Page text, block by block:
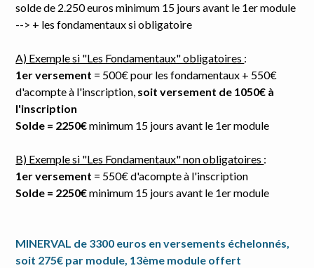
solde de 2.250 euros minimum 15 jours avant le 1er module
--> + les fondamentaux si obligatoire
A) Exemple si "Les Fondamentaux" obligatoires :
1er versement = 500€ pour les fondamentaux + 550€
d'acompte à l'inscription, soit versement de 1050€ à
l'inscription
Solde = 2250€minimum 15 jours avant le 1er module
B) Exemple si "Les Fondamentaux" non obligatoires :
1er versement = 550€ d'acompte à l'inscription
Solde = 2250€minimum 15 jours avant le 1er module
MINERVAL de 3300 euros en versements échelonnés,
soit 275€ par module, 13ème module offert